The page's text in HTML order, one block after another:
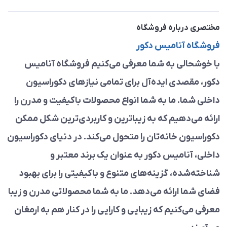
مختصری درباره فروشگاه
فروشگاه آنامیس دکور
با خوشحالی به شما معرفی می‌کنیم فروشگاه آنامیس
دکور، مقصدی ایده‌آل برای تمامی نیازهای دکوراسیون
داخلی شما. ما به شما انواع محصولات باکیفیت و مدرن را
ارائه می‌دهیم که به زیباترین و کاربردی‌ترین شکل ممکن
دکوراسیون خانه‌تان را متحول می‌کند. در دنیای دکوراسیون
داخلی، آنامیس دکور به عنوان یک برند معتبر و
شناخته‌شده، گزینه‌های متنوع و باکیفیتی را برای بهبود
فضای شما ارائه می‌دهد. ما به شما محصولاتی مدرن و زیبا
معرفی می‌کنیم که زیبایی و کارایی را در کنار هم به ارمغان